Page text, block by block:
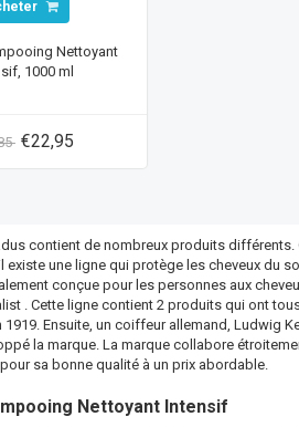
Nettoyant
1000 ml
€22,95
contient de nombreux produits
existe une ligne qui protège les cheveux du
conçue pour les personnes aux
. Cette ligne contient 2 produits qui ont
Ensuite, un coiffeur allemand, Ludwig
la marque. La marque collabore
sa bonne qualité à un prix abordable.
Nettoyant Intensif